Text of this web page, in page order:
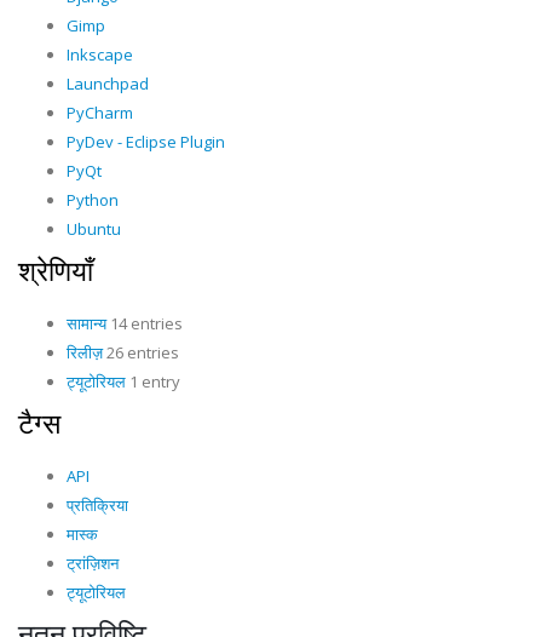
Gimp
Inkscape
Launchpad
PyCharm
PyDev - Eclipse Plugin
PyQt
Python
Ubuntu
श्रेणियाँ
सामान्य14 entries
रिलीज़26 entries
ट्यूटोरियल 1 entry
टैग्स
API
प्रतिक्रिया
मास्क
ट्रांज़िशन
ट्यूटोरियल